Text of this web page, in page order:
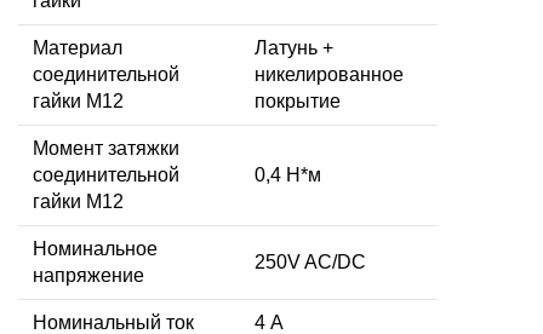
Материал
соединительной
гайки M12
Латунь +
никелированное
покрытие
Момент затяжки
соединительной
гайки M12
0,4 Н*м
Номинальное
напряжение
250V AC/DC
Номинальный ток 4 А